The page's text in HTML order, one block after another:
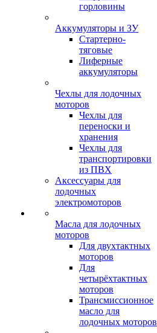
горловины
Аккумуляторы и ЗУ
Стартерно-
тяговые
Лиферные
аккумуляторы
Чехлы для лодочных
моторов
Чехлы для
переноски и
хранения
Чехлы для
транспортировки
из ПВХ
Аксессуары для
лодочных
электромоторов
Масла для лодочных
моторов
Для двухтактных
моторов
Для
четырёхтактных
моторов
Трансмиссионное
масло для
лодочных моторов